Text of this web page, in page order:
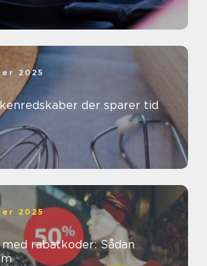
2025
der sparer tid
2025
rabatkoder: Sådan